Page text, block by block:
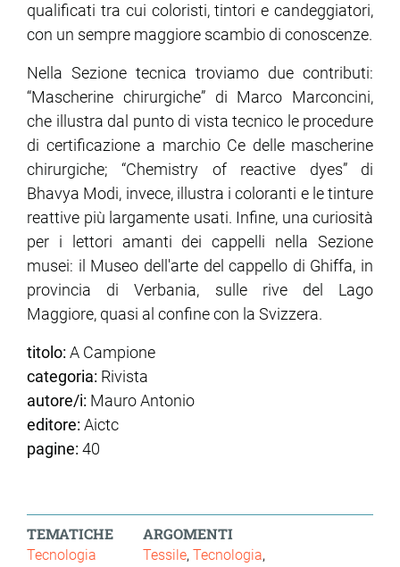
qualificati tra cui coloristi, tintori e candeggiatori,
con un sempre maggiore scambio di conoscenze.
Nella Sezione tecnica troviamo due contributi:
“Mascherine chirurgiche” di Marco Marconcini,
che illustra dal punto di vista tecnico le procedure
di certificazione a marchio Ce delle mascherine
chirurgiche; “Chemistry of reactive dyes” di
Bhavya Modi, invece, illustra i coloranti e le tinture
reattive più largamente usati. Infine, una curiosità
per i lettori amanti dei cappelli nella Sezione
musei: il Museo dell'arte del cappello di Ghiffa, in
provincia di Verbania, sulle rive del Lago
Maggiore, quasi al confine con la Svizzera.
titolo: A Campione
categoria: Rivista
autore/i: Mauro Antonio
editore: Aictc
pagine: 40
TEMATICHE
Tecnologia
ARGOMENTI
Tessile Tecnologia